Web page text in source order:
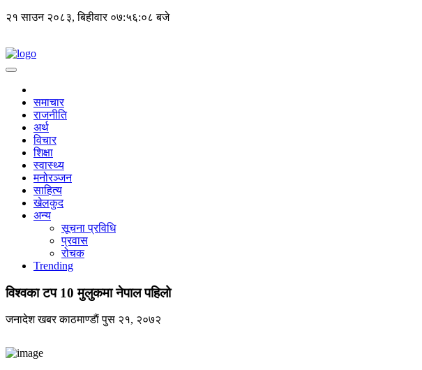
२१ साउन २०८३, बिहीवार ०७:५६:०९ बजे
समाचार
राजनीति
अर्थ
विचार
शिक्षा
स्वास्थ्य
मनोरञ्जन
साहित्य
खेलकुद
अन्य
सूचना प्रविधि
प्रवास
रोचक
Trending
विश्वका टप 10 मुलुकमा नेपाल पहिलो
जनादेश खबरकाठमाण्डाैंपुस २१, २०७२